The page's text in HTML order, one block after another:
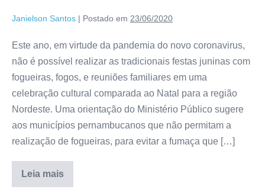
Janielson Santos | Postado em 23/06/2020
Este ano, em virtude da pandemia do novo coronavirus,
não é possível realizar as tradicionais festas juninas com
fogueiras, fogos, e reuniões familiares em uma
celebração cultural comparada ao Natal para a região
Nordeste. Uma orientação do Ministério Público sugere
aos municípios pernambucanos que não permitam a
realização de fogueiras, para evitar a fumaça que […]
Leia mais